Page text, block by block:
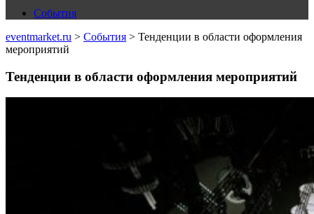
События
eventmarket.ru > События > Тенденции в области оформления
мероприятий
Тенденции в области оформления мероприятий